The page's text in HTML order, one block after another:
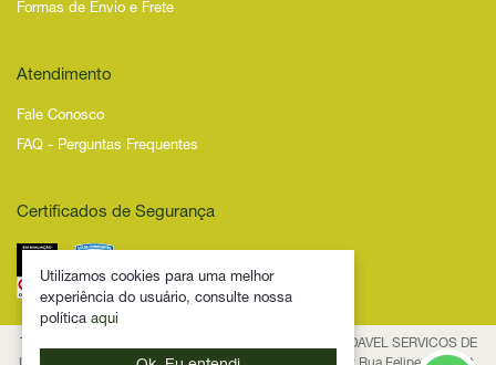
Formas de Envio e Frete
Atendimento
Fale Conosco
FAQ - Perguntas Frequentes
Certificados de Segurança
Todos os Direitos Reservados – 2025 – NOVIDADE SAUDAVEL SERVICOS DE
Utilizamos cookies para uma melhor
experiência do usuário, consulte nossa
política aqui